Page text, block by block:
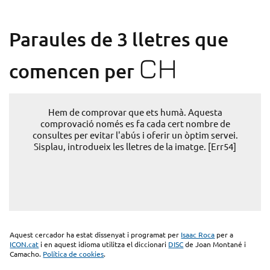
Paraules de 3 lletres que
comencen per CH
Hem de comprovar que ets humà. Aquesta
comprovació només es fa cada cert nombre de
consultes per evitar l'abús i oferir un òptim servei.
Sisplau, introdueix les lletres de la imatge. [Err54]
Aquest cercador ha estat dissenyat i programat per Isaac Roca per a
ICON.cat i en aquest idioma utilitza el diccionari DISCde Joan Montané i
Camacho. Política de cookies.